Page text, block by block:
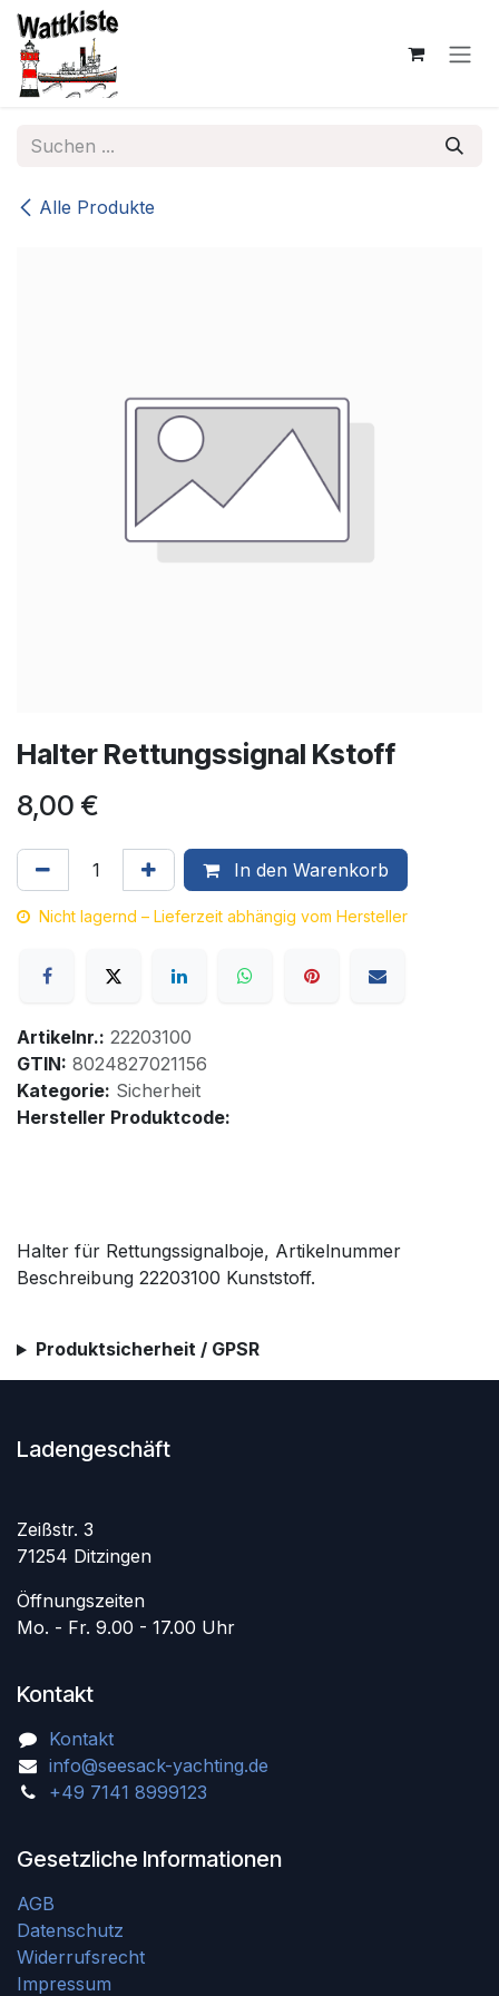
Zum Inhalt springen
Alle Produkte
Halter Rettungssignal Kstoff
8,00 €
In den Warenkorb
Nicht lagernd – Lieferzeit abhängig vom Hersteller
Artikelnr.: 22203100
GTIN: 8024827021156
Kategorie: Sicherheit
Hersteller Produktcode:
Halter für Rettungssignalboje, Artikelnummer
Beschreibung 22203100 Kunststoff.
Produktsicherheit / GPSR
Ladengeschäft
Zeißstr. 3
71254 Ditzingen
Öffnungszeiten
Mo. - Fr. 9.00 - 17.00 Uhr
Kontakt
Kontakt
info@seesack-yachting.de
+49 7141 8999123
Gesetzliche Informationen
AGB
Datenschutz
Widerrufsrecht
Impressum